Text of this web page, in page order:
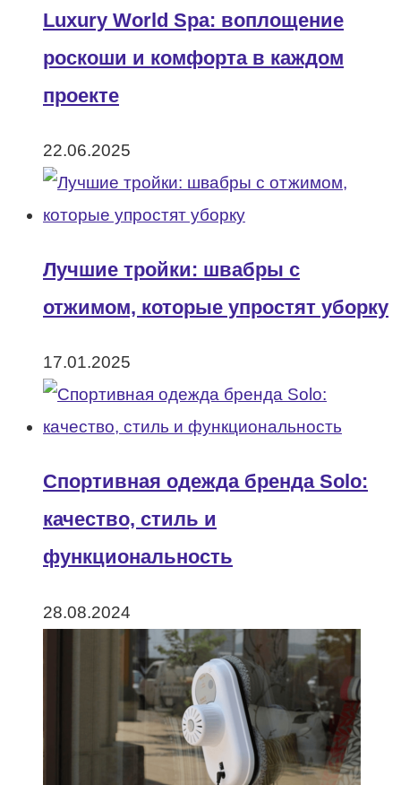
Luxury World Spa: воплощение
роскоши и комфорта в каждом
проекте
22.06.2025
Лучшие тройки: швабры с
отжимом, которые упростят уборку
17.01.2025
Спортивная одежда бренда Solo:
качество, стиль и
функциональность
28.08.2024